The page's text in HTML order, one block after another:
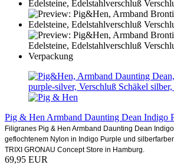
Pig & Hen Armband Daunting Dean Indigo
Filigranes Pig & Hen Armband Daunting Dean
geflochtenem Nylon in Indigo Purple und
TRIXI GRONAU Concept Store in Hamburg.
69,95 EUR